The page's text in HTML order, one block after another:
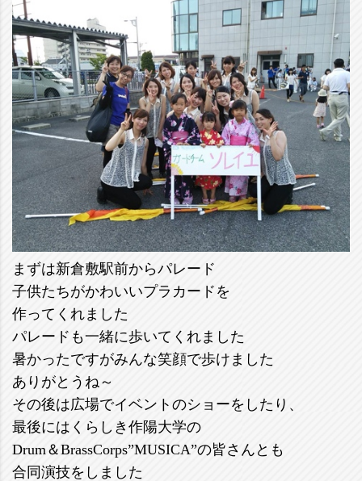
まずは新倉敷駅前からパレード
子供たちがかわいいプラカードを
作ってくれました
パレードも一緒に歩いてくれました
暑かったですがみんな笑顔で歩けました
ありがとうね～
その後は広場でイベントのショーをしたり、
最後にはくらしき作陽大学の
Drum＆BrassCorps”MUSICA”の皆さんとも
合同演技をしました